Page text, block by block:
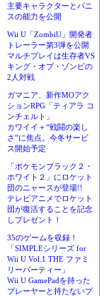
主要キャラクターとパニ
スの能力を公開
Wii U「ZombiU」開発者
トレーラー第3弾を公開
マルチプレイは生存者VS
キング・オブ・ゾンビの
2人対戦
ガマニア、新作MOアク
ションRPG「ティアラ コ
ンチェルト」
カワイイ＋“戦闘の楽し
さ”に焦点。今冬サービ
ス開始予定
「ポケモンブラック２・
ホワイト２」にロケット
団のニャースが登場!!
テレビアニメでロケット
団が復活することを記念
しプレゼント！
35のゲームを収録！
「SIMPLEシリーズ for
Wii U Vol.1 THE ファミ
リーパーティー」
Wii U GamePadを持った
プレーヤーと持たないプ